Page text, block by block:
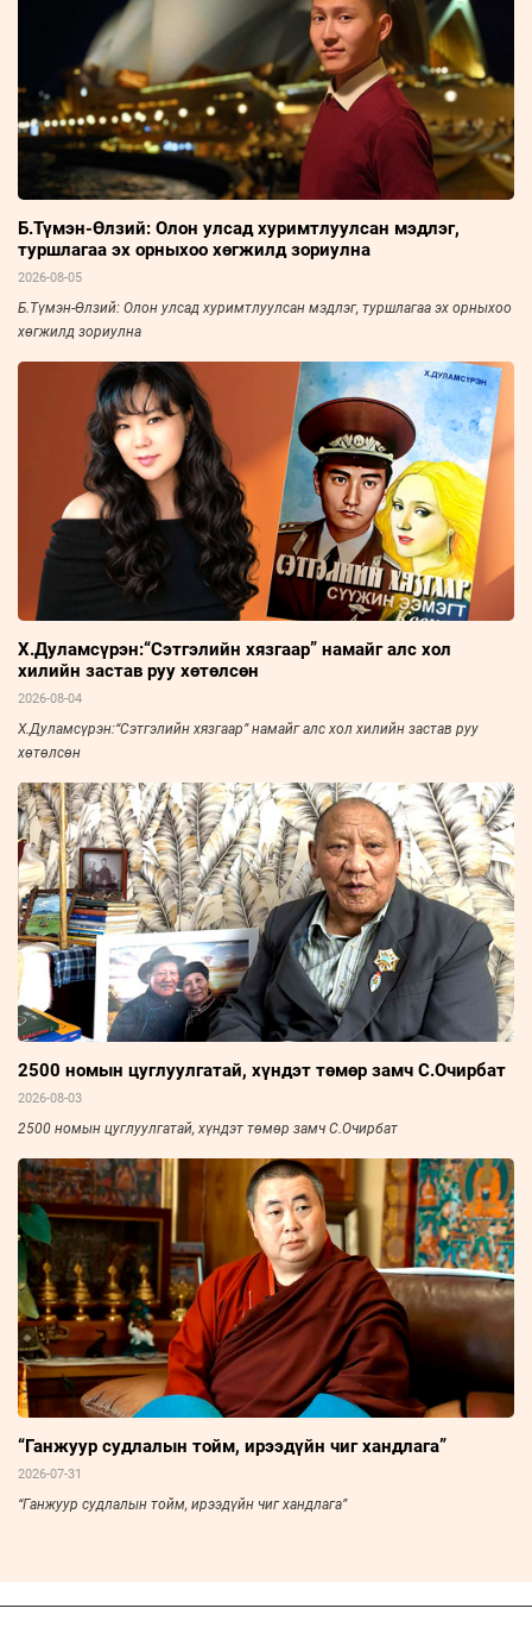
Б.Түмэн-Өлзий: Олон улсад хуримтлуулсан мэдлэг,
туршлагаа эх орныхоо хөгжилд зориулна
2026-08-05
Б.Түмэн-Өлзий: Олон улсад хуримтлуулсан мэдлэг, туршлагаа эх орныхоо
хөгжилд зориулна
Х.Дуламсүрэн:“Сэтгэлийн хязгаар” намайг алс хол
хилийн застав руу хөтөлсөн
2026-08-04
Х.Дуламсүрэн:“Сэтгэлийн хязгаар” намайг алс хол хилийн застав руу
хөтөлсөн
2500 номын цуглуулгатай, хүндэт төмөр замч С.Очирбат
2026-08-03
2500 номын цуглуулгатай, хүндэт төмөр замч С.Очирбат
“Ганжуур судлалын тойм, ирээдүйн чиг хандлага”
2026-07-31
“Ганжуур судлалын тойм, ирээдүйн чиг хандлага”